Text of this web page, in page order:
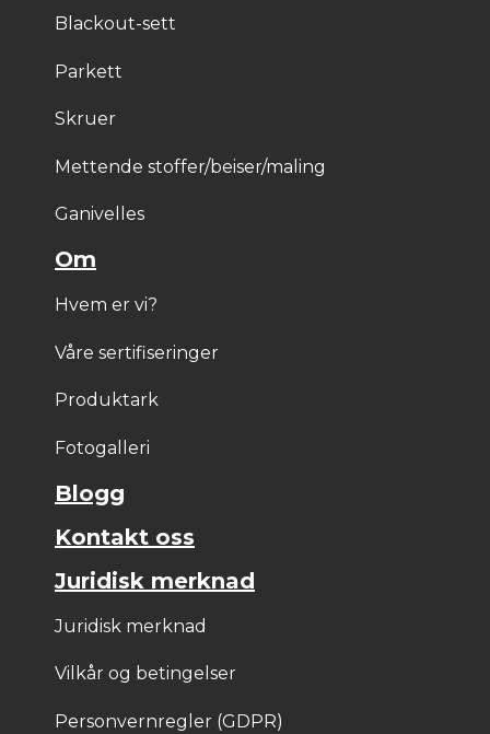
Blackout-sett
Parkett
Skruer
Mettende stoffer/beiser/maling
Ganivelles
Om
Hvem er vi?
Våre sertifiseringer
Produktark
Fotogalleri
Blogg
Kontakt oss
Juridisk merknad
Juridisk merknad
Vilkår og betingelser
Personvernregler (GDPR)